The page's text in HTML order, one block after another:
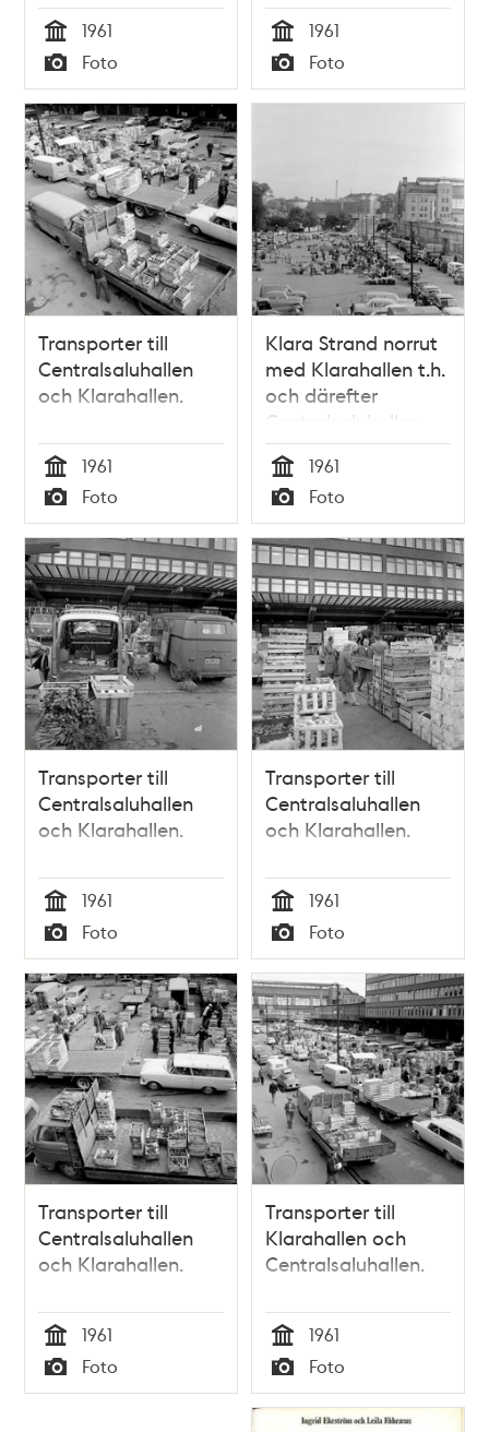
Tid
1961
Typ
Foto Tid
1961
Typ
Foto
Transporter till
Centralsaluhallen
och Klarahallen.
Tid
1961
Typ
Foto
Klara Strand norrut
med Klarahallen t.h.
och därefter
Centralsaluhallen.
Tidigare kv.
Grönsakshallen, nu
kv. Blekholmen.
Tid
1961
Typ
Foto
Transporter till
Centralsaluhallen
och Klarahallen.
Tid
1961
Typ
Foto
Transporter till
Centralsaluhallen
och Klarahallen.
Tid
1961
Typ
Foto
Transporter till
Centralsaluhallen
och Klarahallen.
Tid
1961
Typ
Foto
Transporter till
Klarahallen och
Centralsaluhallen.
Tid
1961
Typ
Foto